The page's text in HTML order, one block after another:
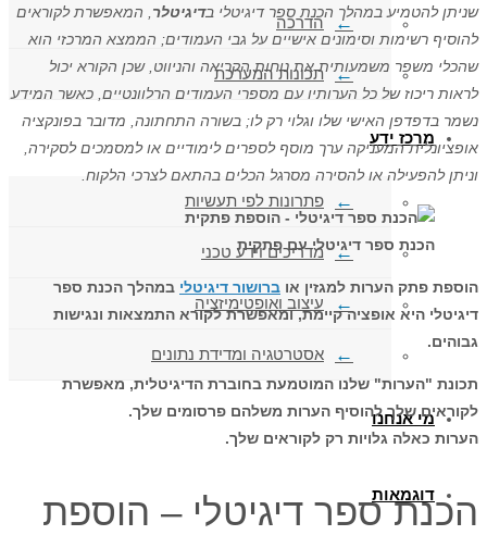
הדרכה
תכונות המערכת
מרכז ידע
פתרונות לפי תעשיות
מדריכים וידע טכני
עיצוב ואופטימיזציה
אסטרטגיה ומדידת נתונים
מי אנחנו
דוגמאות
שניתן להטמיע במהלך הכנת ספר דיגיטלי בדיגיטלר , המאפשרת לקוראים
להוסיף רשימות וסימונים אישיים על גבי העמודים; הממצא המרכזי הוא
שהכלי משפר משמעותית את נוחות הקריאה והניווט, שכן הקורא יכול
לראות ריכוז של כל הערותיו עם מספרי העמודים הרלוונטיים, כאשר המידע
נשמר בדפדפן האישי שלו וגלוי רק לו; בשורה התחתונה, מדובר בפונקציה
אופציונלית המעניקה ערך מוסף לספרים לימודיים או למסמכים לסקירה,
וניתן להפעילה או להסירה מסרגל הכלים בהתאם לצרכי הלקוח.
הכנת ספר דיגיטלי עם פתקית
הוספת פתק הערות למגזין או ברושור דיגיטלי במהלך הכנת ספר
דיגיטלי היא אופציה קיימת, ומאפשרת לקורא התמצאות ונגישות
גבוהים.
תכונת "הערות" שלנו המוטמעת בחוברת הדיגיטלית, מאפשרת
לקוראים שלך להוסיף הערות משלהם פרסומים שלך.
הערות כאלה גלויות רק לקוראים שלך.
הכנת ספר דיגיטלי – הוספת